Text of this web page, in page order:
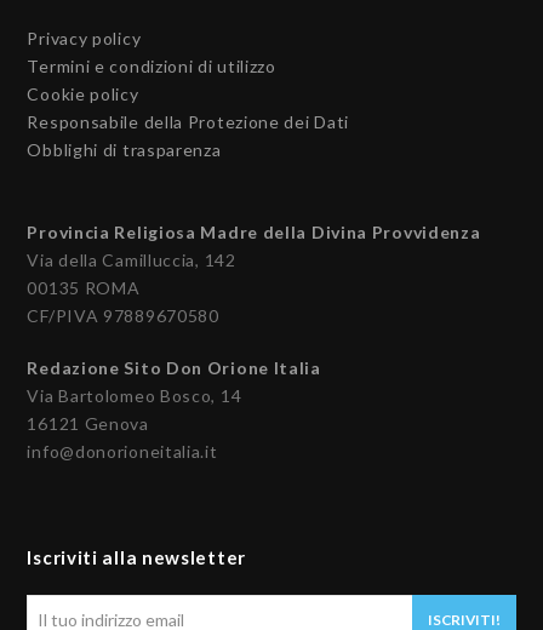
Privacy policy
Termini e condizioni di utilizzo
Cookie policy
Responsabile della Protezione dei Dati
Obblighi di trasparenza
Provincia Religiosa Madre della Divina Provvidenza
Via della Camilluccia, 142
00135 ROMA
CF/PIVA 97889670580
Redazione Sito Don Orione Italia
Via Bartolomeo Bosco, 14
16121 Genova
info@donorioneitalia.it
Iscriviti alla newsletter
ISCRIVITI!